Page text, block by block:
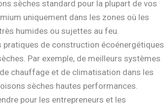
sèches standard pour la plupart de vos
uniquement dans les zones où les
humides ou sujettes au feu.
de construction écoénergétiques
Par exemple, de meilleurs systèmes
chauffage et de climatisation dans les
sèches hautes performances.
pour les entrepreneurs et les